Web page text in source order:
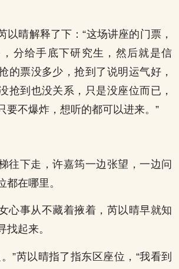
以晴解释了下：“这场讲座的门票，
分给手底下研究生，然后就是信
的票没多少，抢到了说明运气好，
抢到也没关系，只是没座位而已，
要不爆炸，想听的都可以进来。”
往下走，许嘉筠一边张望，一边问
都在哪里。
心事从不藏着掖着，芮以晴早就知
找起来。
”芮以晴指了指东区座位，“我看到